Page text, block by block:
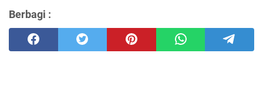
Berbagi :